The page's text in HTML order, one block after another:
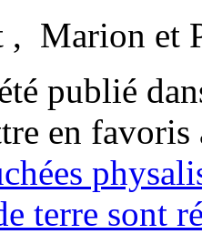
Marion et
publié
en
terre sont